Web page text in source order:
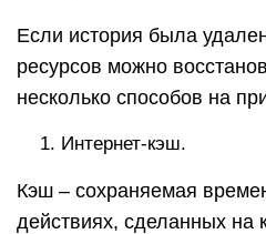
Если история была
ресурсов можно
несколько способов на
Интернет-кэш.
Кэш – сохраняемая
действиях, сделанных на